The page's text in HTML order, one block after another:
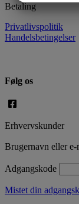
Betaling
Privatlivspolitik
Handelsbetingelser
Følg os
Erhvervskunder
Brugernavn eller e-
Adgangskode
Mistet din